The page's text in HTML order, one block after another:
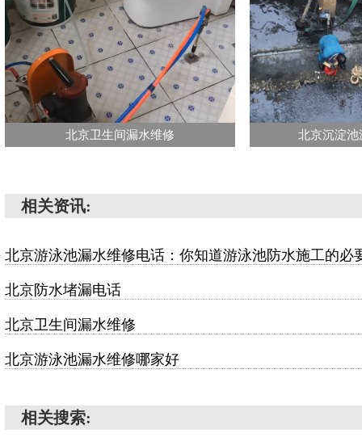
北京卫生间漏水维修 北京沉淀
相关资讯:
北京游泳池漏水维修电话：你知道游泳池防水施工的必
北京防水堵漏电话
北京卫生间漏水维修
北京游泳池漏水维修哪家好
相关搜索: